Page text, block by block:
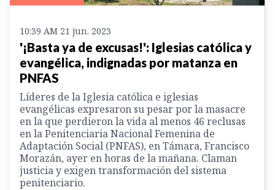
10:39 AM 21 jun. 2023
'¡Basta ya de excusas!': Iglesias católica y
evangélica, indignadas por matanza en
PNFAS
Líderes de la Iglesia católica e iglesias
evangélicas expresaron su pesar por la masacre
en la que perdieron la vida al menos 46 reclusas
en la Penitenciaria Nacional Femenina de
Adaptación Social (PNFAS), en Támara, Francisco
Morazán, ayer en horas de la mañana. Claman
justicia y exigen transformación del sistema
penitenciario.